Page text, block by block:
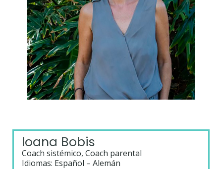
Ioana Bobis
Coach sistémico, Coach parental
Idiomas: Español – Alemán